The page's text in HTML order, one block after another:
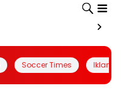
Soccer Times Iklanin